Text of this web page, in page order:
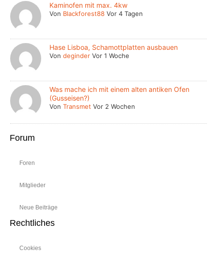
Kaminofen mit max. 4kw
Von Blackforest88 Vor 4 Tagen
Hase Lisboa, Schamottplatten ausbauen
Vondeginder Vor 1 Woche
Was mache ich mit einem alten antiken Ofen
(Gusseisen?)
VonTransmet Vor 2 Wochen
Forum
Foren
Mitglieder
Neue Beiträge
Rechtliches
Cookies